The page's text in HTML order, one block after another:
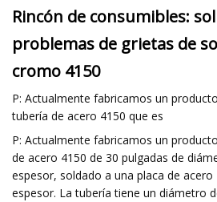
Rincón de consumibles:
problemas de grietas de
cromo 4150
P: Actualmente fabricamos un
tubería de acero 4150 que es
P: Actualmente fabricamos un
de acero 4150 de 30 pulgadas de
espesor, soldado a una placa de acero
espesor. La tubería tiene un diámetro